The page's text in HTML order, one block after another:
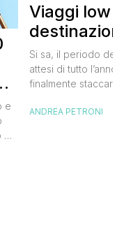
e
al
Viaggi low
Si sa, il periodo
attesi di tutto l’anno
finalmente staccare
chiudere l’agenda.
ANDREA PETRONI